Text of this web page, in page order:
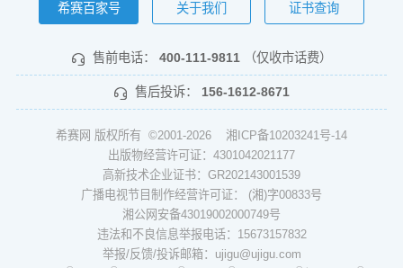
希赛百家号 关于我们 证书查询
售前电话： 400-111-9811 （仅收市话费）
售后投诉： 156-1612-8671
希赛网 版权所有 ©2001-2026 湘ICP备10203241号-14
出版物经营许可证：4301042021177
高新技术企业证书：GR202143001539
广播电视节目制作经营许可证： (湘)字00833号
湘公网安备43019002000749号
违法和不良信息举报电话：15673157832
举报/反馈/投诉邮箱：ujigu@ujigu.com